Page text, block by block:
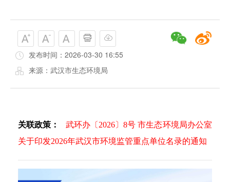
发布时间：2026-03-30 16:55
来源：武汉市生态环境局
关联政策：
武环办〔2026〕8号 市生态环境局办公室
关于印发2026年武汉市环境监管重点单位名录的通知